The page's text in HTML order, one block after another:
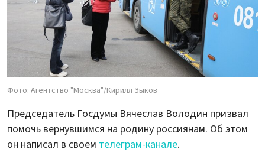
Фото: Агентство "Москва"/Кирилл Зыков
Председатель Госдумы Вячеслав Володин призвал
помочь вернувшимся на родину россиянам. Об этом
он написал в своем телеграм-канале.